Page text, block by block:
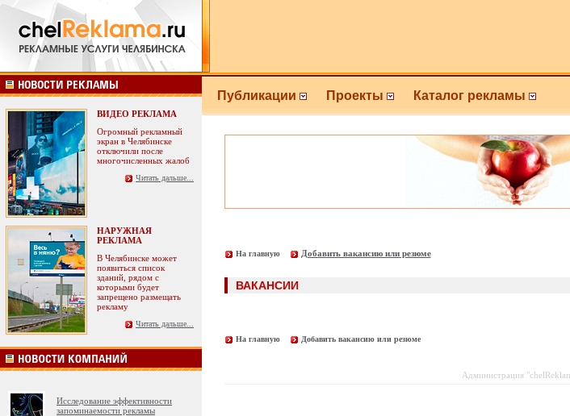
ВИДЕО РЕКЛАМА
Огромный рекламный
экран в Челябинске
отключили после
многочисленных жалоб
Читать дальше...
НАРУЖНАЯ
РЕКЛАМА
В Челябинске может
появиться список
зданий, рядом с
которыми будет
запрещено размещать
рекламу
Читать дальше...
Исследование эффективности
запоминаемости рекламы
Публикации Проекты Каталог рекламы
На главную Добавить вакансию или резюме
ВАКАНСИИ
На главную Добавить вакансию или резюме
Администрация